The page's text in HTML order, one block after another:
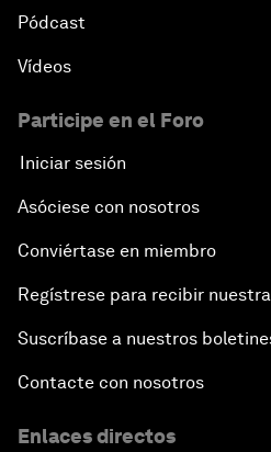
Pódcast
Vídeos
Participe en el Foro
Iniciar sesión
Asóciese con nosotros
Conviértase en miembro
Regístrese para recibir
Suscríbase a nuestros
Contacte con nosotros
Enlaces directos